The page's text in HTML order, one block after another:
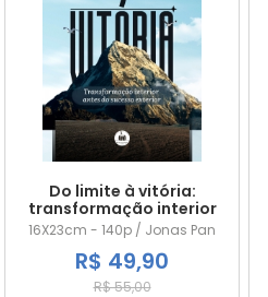
Do limite à vitória:
transformação interior
antes do sucesso
exterior
16X23cm - 140p / Jonas Pan
R$ 49,90
R$ 55,00